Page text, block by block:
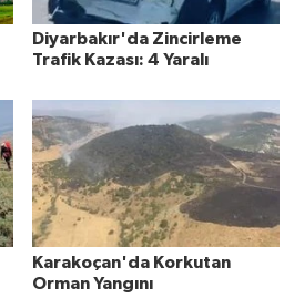
Diyarbakır'da Zincirleme
Trafik Kazası: 4 Yaralı
Karakoçan'da Korkutan
Orman Yangını